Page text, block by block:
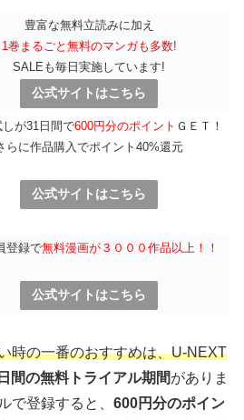
豊富な無料立読みに加え
1巻まるごと無料のマンガも多数!
SALEも毎日実施しています!
公式サイトはこちら
が31日間で600円分のポイント ＧＥＴ！
らに作品購入でポイント40%還元
公式サイトはこちら
登録で無料漫画が３０００作品以上！！
公式サイトはこちら
時の一番のおすすめは、U-NEXT
間の無料トライアル期間がありま
で登録すると、 600円分のポイン